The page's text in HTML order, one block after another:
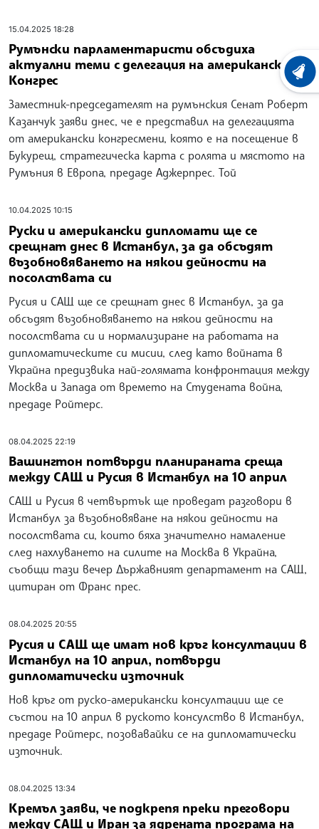
15.04.2025 18:28
Румънски парламентаристи обсъдиха
актуални теми с делегация на американския
Конгрес
Заместник-председателят на румънския Сенат Роберт
Казанчук заяви днес, че е представил на делегацията
от американски конгресмени, която е на посещение в
Букурещ, стратегическа карта с ролята и мястото на
Румъния в Европа, предаде Аджерпрес. Той
10.04.2025 10:15
Руски и американски дипломати ще се
срещнат днес в Истанбул, за да обсъдят
възобновяването на някои дейности на
посолствата си
Русия и САЩ ще се срещнат днес в Истанбул, за да
обсъдят възобновяването на някои дейности на
посолствата си и нормализиране на работата на
дипломатическите си мисии, след като войната в
Украйна предизвика най-голямата конфронтация между
Москва и Запада от времето на Студената война,
предаде Ройтерс.
08.04.2025 22:19
Вашингтон потвърди планираната среща
между САЩ и Русия в Истанбул на 10 април
САЩ и Русия в четвъртък ще проведат разговори в
Истанбул за възобновяване на някои дейности на
посолствата си, които бяха значително намаление
след нахлуването на силите на Москва в Украйна,
съобщи тази вечер Държавният департамент на САЩ,
цитиран от Франс прес.
08.04.2025 20:55
Русия и САЩ ще имат нов кръг консултации в
Истанбул на 10 април, потвърди
дипломатически източник
Нов кръг от руско-американски консултации ще се
състои на 10 април в руското консулство в Истанбул,
предаде Ройтерс, позовавайки се на дипломатически
източник.
08.04.2025 13:34
Кремъл заяви, че подкрепя преки преговори
между САЩ и Иран за ядрената програма на